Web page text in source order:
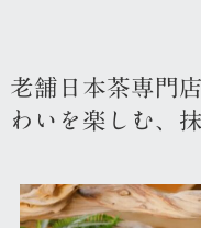
老舗日本茶専門
わいを楽しむ、